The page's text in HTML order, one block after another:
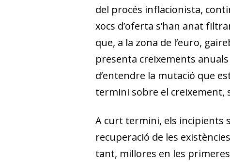
del procés inflacionista,
xocs d’oferta s’han anat
que, a la zona de l’euro,
presenta creixements
d’entendre la mutació que
termini sobre el creixement,
A curt termini, els incipients
recuperació de les
tant, millores en les